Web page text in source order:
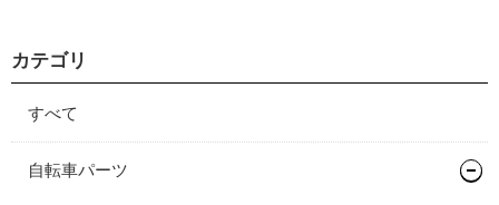
カテゴリ
すべて
自転車パーツ